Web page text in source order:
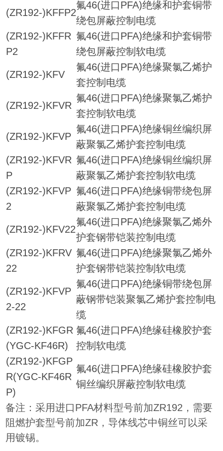
(ZR192-)KFFP2
氟46(进口PFA)绝缘和护套铜带
绕包屏蔽控制电缆
(ZR192-)KFFR
P2
氟46(进口PFA)绝缘和护套铜带
绕包屏蔽控制软电缆
(ZR192-)KFV
氟46(进口PFA)绝缘聚氯乙烯护
套控制电缆
(ZR192-)KFVR
氟46(进口PFA)绝缘聚氯乙烯护
套控制软电缆
(ZR192-)KFVP
氟46(进口PFA)绝缘铜丝编织屏
蔽聚氯乙烯护套控制电缆
(ZR192-)KFVR
P
氟46(进口PFA)绝缘铜丝编织屏
蔽聚氯乙烯护套控制软电缆
(ZR192-)KFVP
2
氟46(进口PFA)绝缘铜带绕包屏
蔽聚氯乙烯护套控制电缆
(ZR192-)KFV22
氟46(进口PFA)绝缘聚氯乙烯外
护套钢带铠装控制电缆
(ZR192-)KFRV
22
氟46(进口PFA)绝缘聚氯乙烯外
护套钢带铠装控制软电缆
(ZR192-)KFVP
2-22
氟46(进口PFA)绝缘铜带绕包屏
蔽钢带铠装聚氯乙烯护套控制电
缆
(ZR192-)KFGR
(YGC-KF46R)
氟46(进口PFA)绝缘硅橡胶护套
控制软电缆
(ZR192-)KFGP
R(YGC-KF46R
P)
氟46(进口PFA)绝缘硅橡胶护套
铜丝编织屏蔽控制软电缆
备注：采用进口PFA材料型号前加ZR192，需要
阻燃护套型号前加ZR，导体线芯中铜丝可以采
用镀锡。